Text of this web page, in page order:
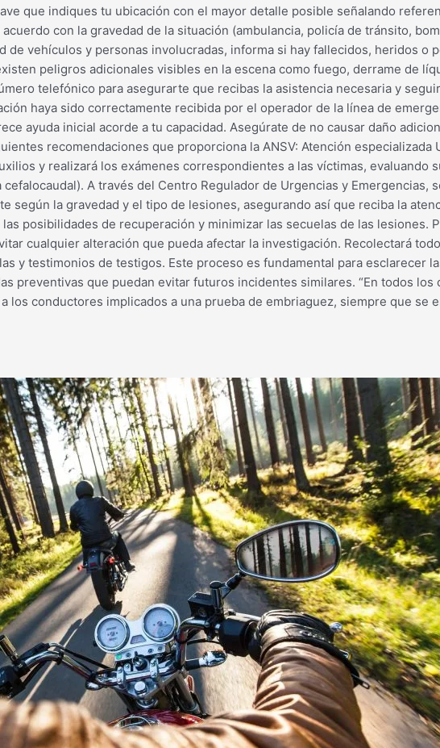
que indiques tu ubicación con el mayor detalle posible señalando
con la gravedad de la situación (ambulancia, policía de tránsito,
de vehículos y personas involucradas, informa si hay fallecidos, heridos o
peligros adicionales visibles en la escena como fuego, derrame de
telefónico para asegurarte que recibas la asistencia necesaria y
haya sido correctamente recibida por el operador de la línea de
ayuda inicial acorde a tu capacidad. Asegúrate de no causar daño
recomendaciones que proporciona la ANSV: Atención especializada
y realizará los exámenes correspondientes a las víctimas, evaluando
A través del Centro Regulador de Urgencias y Emergencias,
según la gravedad y el tipo de lesiones, asegurando así que reciba la
posibilidades de recuperación y minimizar las secuelas de las lesiones.
cualquier alteración que pueda afectar la investigación. Recolectará
y testimonios de testigos. Este proceso es fundamental para esclarecer
preventivas que puedan evitar futuros incidentes similares. “En todos los
los conductores implicados a una prueba de embriaguez, siempre que se